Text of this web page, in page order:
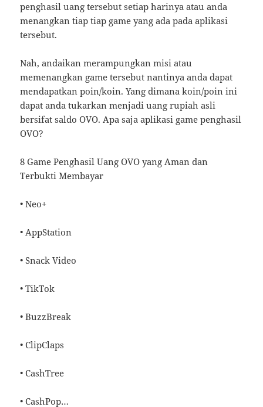
penghasil uang tersebut setiap harinya atau anda
menangkan tiap tiap game yang ada pada aplikasi
tersebut.
Nah, andaikan merampungkan misi atau
memenangkan game tersebut nantinya anda dapat
mendapatkan poin/koin. Yang dimana koin/poin ini
dapat anda tukarkan menjadi uang rupiah asli
bersifat saldo OVO. Apa saja aplikasi game penghasil
OVO?
8 Game Penghasil Uang OVO yang Aman dan
Terbukti Membayar
• Neo+
• AppStation
• Snack Video
• TikTok
• BuzzBreak
• ClipClaps
• CashTree
• CashPop…